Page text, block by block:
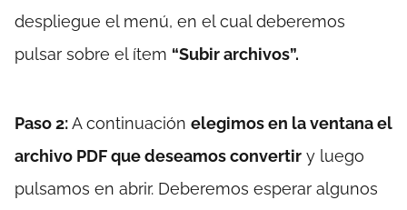
despliegue el menú, en el cual deberemos
pulsar sobre el ítem “Subir archivos”.
Paso 2:A continuación elegimos en la ventana el
archivo PDF que deseamos convertir y luego
pulsamos en abrir. Deberemos esperar algunos